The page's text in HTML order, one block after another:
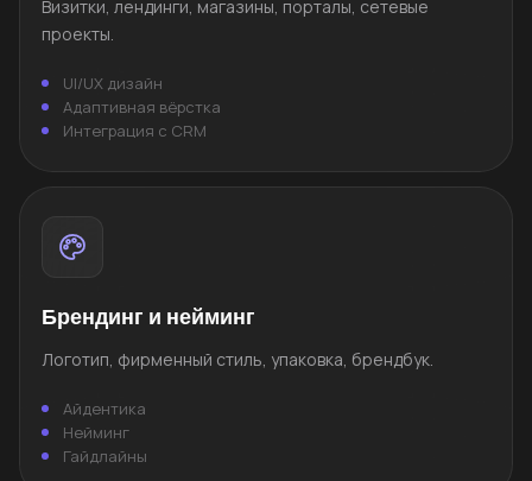
Визитки, лендинги, магазины, порталы, сетевые
проекты.
UI/UX дизайн
Адаптивная вёрстка
Интеграция с CRM
Брендинг и нейминг
Логотип, фирменный стиль, упаковка, брендбук.
Айдентика
Нейминг
Гайдлайны